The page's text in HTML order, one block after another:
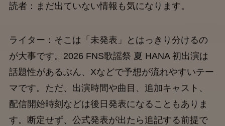
読者：まだ出ていない情報も気になります。
ライター：そこは「未発表」とはっきり分けるの
が大事です。2026 FNS歌謡祭 夏 HANA 初出演は
話題性があるぶん、Xなどで予想が流れやすいテー
マです。ただ、出演時間や曲目、追加キャスト、
配信開始時刻などは後日発表になることもありま
す。断定せず、公式発表が出たら追記する前提で